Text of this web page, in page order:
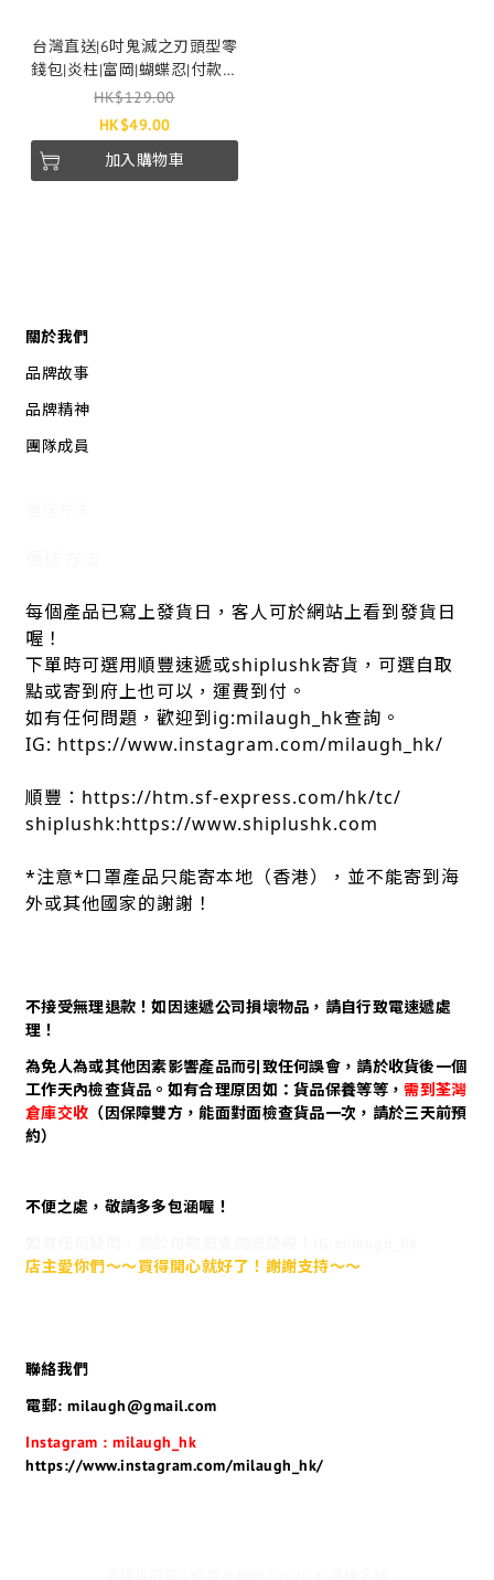
台灣直送|6吋鬼滅之刃頭型零
錢包|炎柱|富岡|蝴蝶忍|付款後
2-4個工作天發貨
HK$129.00
HK$49.00
加入購物車
關於我們
品牌故事
品牌精神
團隊成員
每個產品已寫上發貨日，客人可於網站上看到發貨日
喔！
下單時可選用順豐速遞或shiplushk寄貨，可選自取
點或寄到府上也可以，運費到付。
如有任何問題，歡迎到ig:milaugh_hk查詢。
IG: https://www.instagram.com/milaugh_hk/
順豐：https://htm.sf-express.com/hk/tc/
shiplushk:https://www.shiplushk.com
*注意*口罩產品只能寄本地（香港），並不能寄到海
外或其他國家的謝謝！
不接受無理退款！如因速遞公司損壞物品，請自行致電速遞處
理！
為免人為或其他因素影響產品而引致任何誤會，請於收貨後一個
工作天內檢查貨品。如有合理原因如：貨品保養等等，需到荃灣
倉庫交收 （因保障雙方，能面對面檢查貨品一次，請於三天前預
約）
不便之處，敬請多多包涵喔！
店主愛你們～～買得開心就好了！謝謝支持～～
聯絡我們
電郵: milaugh@gmail.com
Instagram : milaugh_hk
https://www.instagram.com/milaugh_hk/